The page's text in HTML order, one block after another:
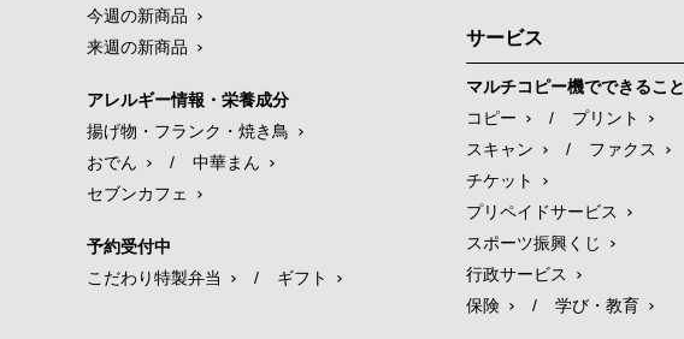
今週の新商品
来週の新商品
アレルギー情報・栄養成分
揚げ物・フランク・焼き鳥
おでん
/
中華まん
セブンカフェ
予約受付中
こだわり特製弁当
/ ギフト
サービス
マルチコピー機でできること
コピー
/
プリント
スキャン
/
ファクス
チケット
プリペイドサービス
スポーツ振興くじ
行政サービス
保険
/ 学び・教育